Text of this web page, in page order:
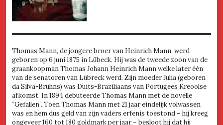
Thomas Mann, de jongere broer van Heinrich Mann, werd
geboren op 6 juni 1875 in Lübeck. Hij was de tweede zoon van de
graankoopman Thomas Johann Heinrich Mann welke later één
van de senatoren van Lübreck werd. Zijn moeder Julia (geboren
da Silva-Bruhns) was Duits-Braziliaans van Portugees Kreoolse
afkomst. In 1894 debuteerde Thomas Mann met de novelle
“Gefallen”. Toen Thomas Mann met 21 jaar eindelijk volwassen
was en hem dus geld van zijn vaders erfenis toestond – hij kreeg
ongeveer 160 tot 180 goldmark per jaar – besloot hij dat hij